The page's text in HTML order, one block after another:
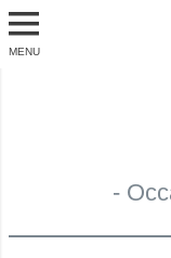
MENU
-